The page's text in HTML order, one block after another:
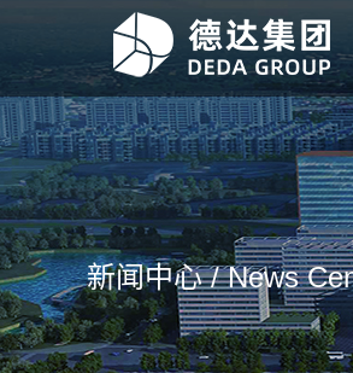
新闻中心 / News